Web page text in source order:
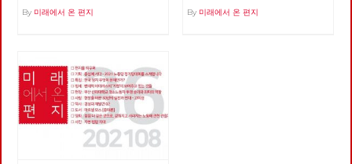
키워가는데 대한민국에서는 코
재정 관료들이 그런 구조를 좋아
하는 듯 하다. 우리 시대 세계 체
제 경향을 보면, 그것은 국가화
라고 분명히 말씀드릴 수 있다.
앞으로 20-30년 동안 세계 자본
주의는 분명 국가 위주의 자본주
의일 것이고, 그것은 미국 블록
로 3억 원 가량 부담했다고 합니
을 전제로 함>이었습니다. 정말
악랄한 부당 노동 행위이고 노조
말살 행위입니다. 이제는 정부
와 국회가 나서야 합니다. 문재
인 정부는 코로나 초기 한 개의
일자리라도 지키겠다고 했습니
다. 그 약속 지키십시오. 아시아
읽고 토론하는 모임이었는데 돌
아가면서 책을 추천했습니다. 나
만 통쾌하지는 않은 남미 서부극
려 있는 사고난 화물차 옆을 지
나치게 된다. 급수차가 향한 곳
은 댐으로 막혀진 작은 강으로,
그들은 이 댐으로 인해 물 공급
이 끊겨버린 작은 마을 바쿠라우
에 쓸 물을 채우기 위해서 온 것
이다. 물을 채울 곳을 찾아보던
By 미래에서 온 편지
편집위원 9월 11일 정기당대회.
By 미래에서 온 편지